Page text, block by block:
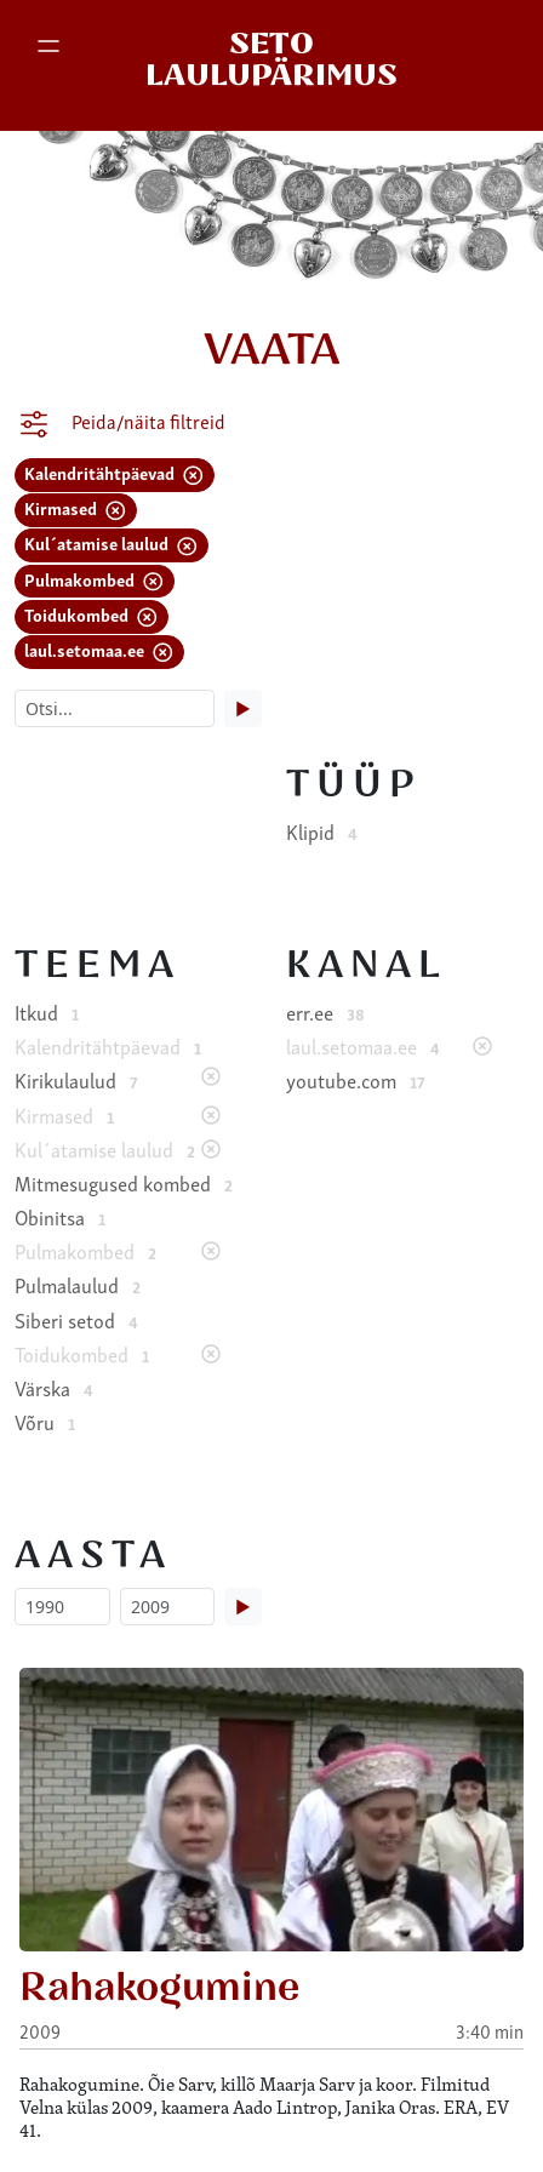
SETO
LAULUPÄRIMUS
VAATA
Peida/näita filtreid
Kalendritähtpäevad
Kirmased
Kul´atamise laulud
Pulmakombed
Toidukombed
laul.setomaa.ee
▶
TÜÜP
Klipid 4
TEEMA
Itkud 1
Kalendritähtpäevad 1
Kirikulaulud 7
Kirmased 1
Kul´atamise laulud 2
Mitmesugused kombed 2
Obinitsa 1
Pulmakombed 2
Pulmalaulud 2
Siberi setod 4
Toidukombed 1
Värska 4
Võru 1
KANAL
err.ee 38
laul.setomaa.ee 4
youtube.com 17
AASTA
▶
Rahakogumine
2009 3:40 min
Rahakogumine. Õie Sarv, killõ Maarja Sarv ja koor. Filmitud
Velna külas 2009, kaamera Aado Lintrop, Janika Oras. ERA, EV
41.